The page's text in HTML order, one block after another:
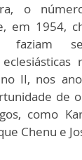
o
em 1954,
faziam
II, nos
de
como
Chenu e